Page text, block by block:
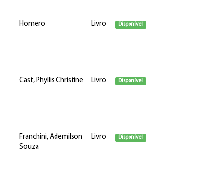
Homero Livro Disponível
Cast, Phyllis Christine Livro Disponível
Franchini, Ademilson
Souza
Livro Disponível